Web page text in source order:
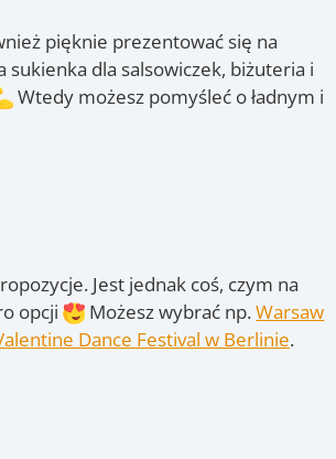
pięknie prezentować się na
dla salsowiczek, biżuteria i
Wtedy możesz pomyśleć o ładnym i
Jest jednak coś, czym na
opcji Możesz wybrać np.Warsaw
Dance Festival w Berlinie.